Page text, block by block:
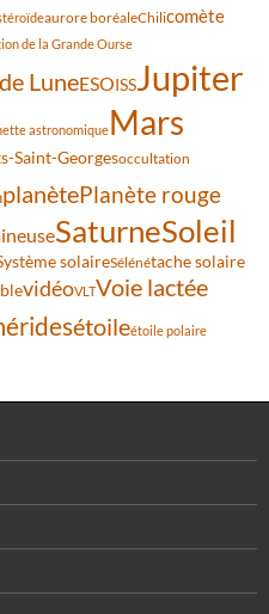
aurore boréaleChilicomète
de la Grande Ourse
LuneESOISSJupiter
astronomiqueMars
Saint-Georgesoccultation
planètePlanète rouge
SaturneSoleil
solaireSélénétache solaire
vidéoVLTVoie lactée
étoileétoile polaire